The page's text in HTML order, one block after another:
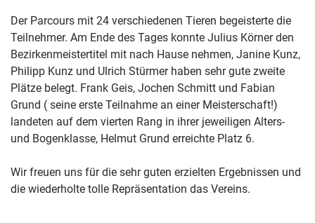
Der Parcours mit 24 verschiedenen Tieren begeisterte die
Teilnehmer. Am Ende des Tages konnte Julius Körner den
Bezirkenmeistertitel mit nach Hause nehmen, Janine Kunz,
Philipp Kunz und Ulrich Stürmer haben sehr gute zweite
Plätze belegt. Frank Geis, Jochen Schmitt und Fabian
Grund ( seine erste Teilnahme an einer Meisterschaft!)
landeten auf dem vierten Rang in ihrer jeweiligen Alters-
und Bogenklasse, Helmut Grund erreichte Platz 6.
Wir freuen uns für die sehr guten erzielten Ergebnissen und
die wiederholte tolle Repräsentation das Vereins.